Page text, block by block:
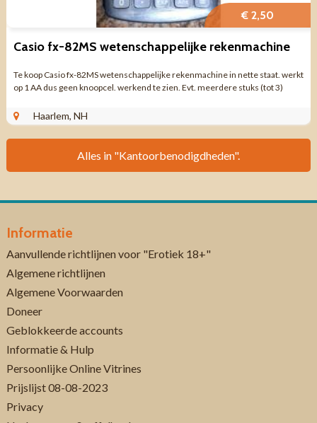
€ 2,50
Casio fx-82MS wetenschappelijke rekenmachine
Te koop Casio fx-82MS wetenschappelijke rekenmachine in nette staat. werkt
op 1 AA dus geen knoopcel. werkend te zien. Evt. meerdere stuks (tot 3)
Haarlem, NH
Alles in "Kantoorbenodigdheden".
Informatie
Aanvullende richtlijnen voor "Erotiek 18+"
Algemene richtlijnen
Algemene Voorwaarden
Doneer
Geblokkeerde accounts
Informatie & Hulp
Persoonlijke Online Vitrines
Prijslijst 08-08-2023
Privacy